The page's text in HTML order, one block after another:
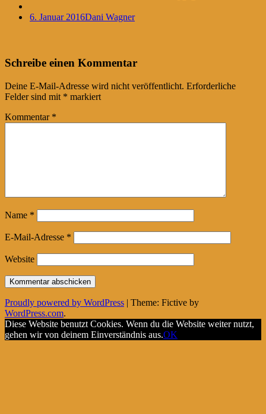
6. Januar 2016Dani Wagner
Post
navigation
←
Schreibe einen Kommentar
Deine E-Mail-Adresse wird nicht veröffentlicht. Erforderliche
Felder sind mit * markiert
Kommentar *
Name *
E-Mail-Adresse *
Website
Proudly powered by WordPress | Theme: Fictive by
WordPress.com.
Diese Website benutzt Cookies. Wenn du die Website weiter nutzt,
gehen wir von deinem Einverständnis aus.OK